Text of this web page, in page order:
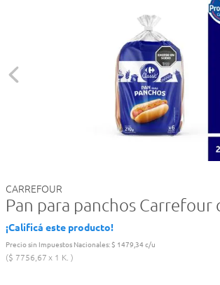
CARREFOUR
Pan para panchos Carrefour
¡Calificá este producto!
Precio sin Impuestos Nacionales: $ 1479,34 c/u
$ 7756 67 1 K.